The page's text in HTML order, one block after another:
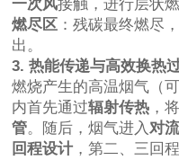
一次风接触，进行层状
燃尽区 ：残碳最终燃尽
出。
3. 热能传递与高效换热
燃烧产生的高温烟气（
内首先通过辐射传热 ，
管。随后，烟气进入对
回程设计 ，第二、三回